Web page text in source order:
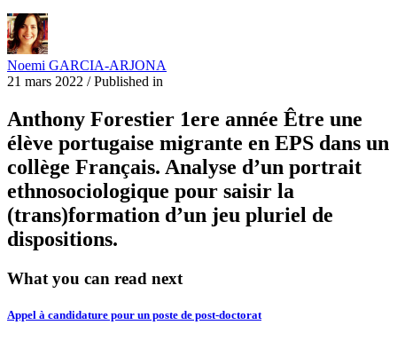
Noemi GARCIA-ARJONA
21 mars 2022 /Published in
Anthony Forestier 1ere année Être une
élève portugaise migrante en EPS dans un
collège Français. Analyse d’un portrait
ethnosociologique pour saisir la
(trans)formation d’un jeu pluriel de
dispositions.
What you can read next
Appel à candidature pour un poste de post-doctorat